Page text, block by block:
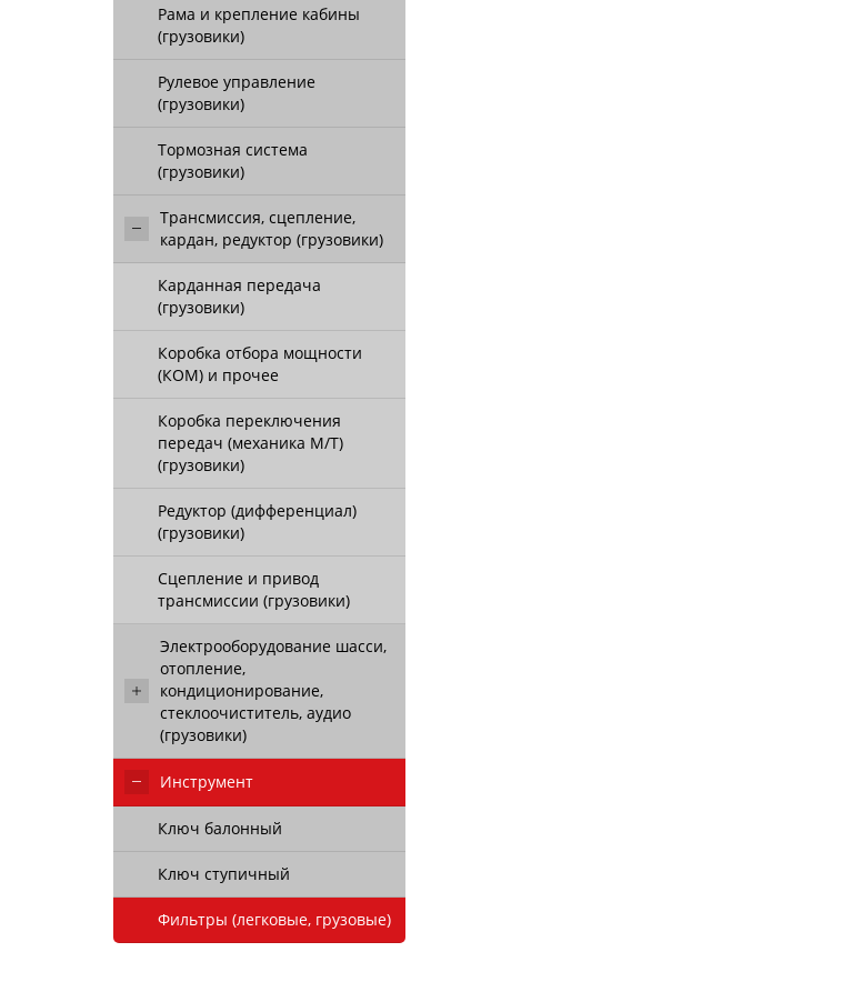
Рама и крепление кабины
(грузовики)
Рулевое управление
(грузовики)
Тормозная система
(грузовики)
Трансмиссия, сцепление,
кардан, редуктор (грузовики)
Карданная передача
(грузовики)
Коробка отбора мощности
(КОМ) и прочее
Коробка переключения
передач (механика М/Т)
(грузовики)
Редуктор (дифференциал)
(грузовики)
Сцепление и привод
трансмиссии (грузовики)
Электрооборудование шасси,
отопление,
кондиционирование,
стеклоочиститель, аудио
(грузовики)
Инструмент
Ключ балонный
Ключ ступичный
Фильтры (легковые, грузовые)